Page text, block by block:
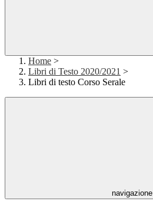
Home >
Libri di Testo 2020/2021 >
Libri di testo Corso Serale
navigazione